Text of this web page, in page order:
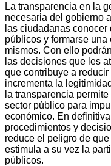
La transparencia en la
necesaria del gobierno
las ciudadanas
públicos y formarse
mismos. Con ello
las decisiones que les
que contribuye a
incrementa la
la transparencia
sector público para
económico. En
procedimientos y
reduce el peligro de
estimula a su vez la
públicos.